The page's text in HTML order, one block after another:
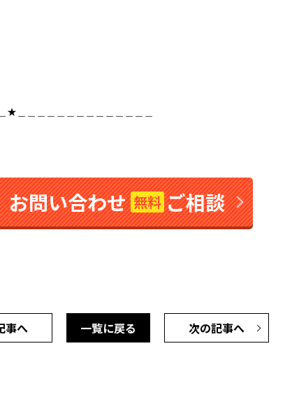
★＿＿＿＿＿＿＿＿＿＿＿＿＿＿
お問い合わせ無料 ご相談
事へ 次の記事へ
一覧に戻る